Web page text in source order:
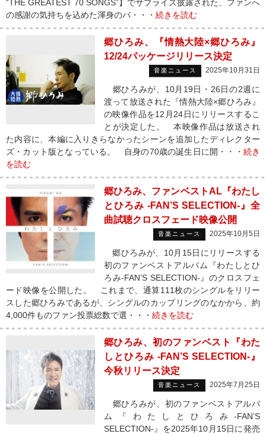
“THE GREATEST 70 SONGS”】でサプライズ披露された、ファンへ
の感謝の気持ちを込めた渾身のバ・・・ 続きを読む
郷ひろみ、『情熱大陸×郷ひろみ』
12/24パッケージリリース決定
音楽ニュース 2025年10月31日
郷ひろみが、10月19日・26日の2週に
渡って放送された『情熱大陸×郷ひろみ』
の映像作品を12月24日にリリースするこ
とが決定した。 本映像作品は放送され
た内容に、本編に入りきらなかったシーンを追加したディレクター
ズ・カット版となっている。 自身の70歳の誕生日に開・・・ 続き
を読む
郷ひろみ、ファンベストAL『わたし
とひろみ -FAN’S SELECTION-』全
曲試聴クロスフェード映像公開
音楽ニュース 2025年10月5日
郷ひろみが、10月15日にリリースする
初のファンベストアルバム『わたしとひ
ろみ-FAN’S SELECTION-』のクロスフェ
ード映像を公開した。 これまで、通算111枚のシングルをリリー
スした郷ひろみであるが、シングルのカップリングのなかから、約
4,000件ものファン投票総数で選・・・ 続きを読む
郷ひろみ、初のファンベスト『わた
しとひろみ -FAN’S SELECTION-』
今秋リリース決定
音楽ニュース 2025年7月25日
郷ひろみが、初のファンベストアルバ
ム『わたしとひろみ-FAN’S
SELECTION-』を2025年10月15日に発売